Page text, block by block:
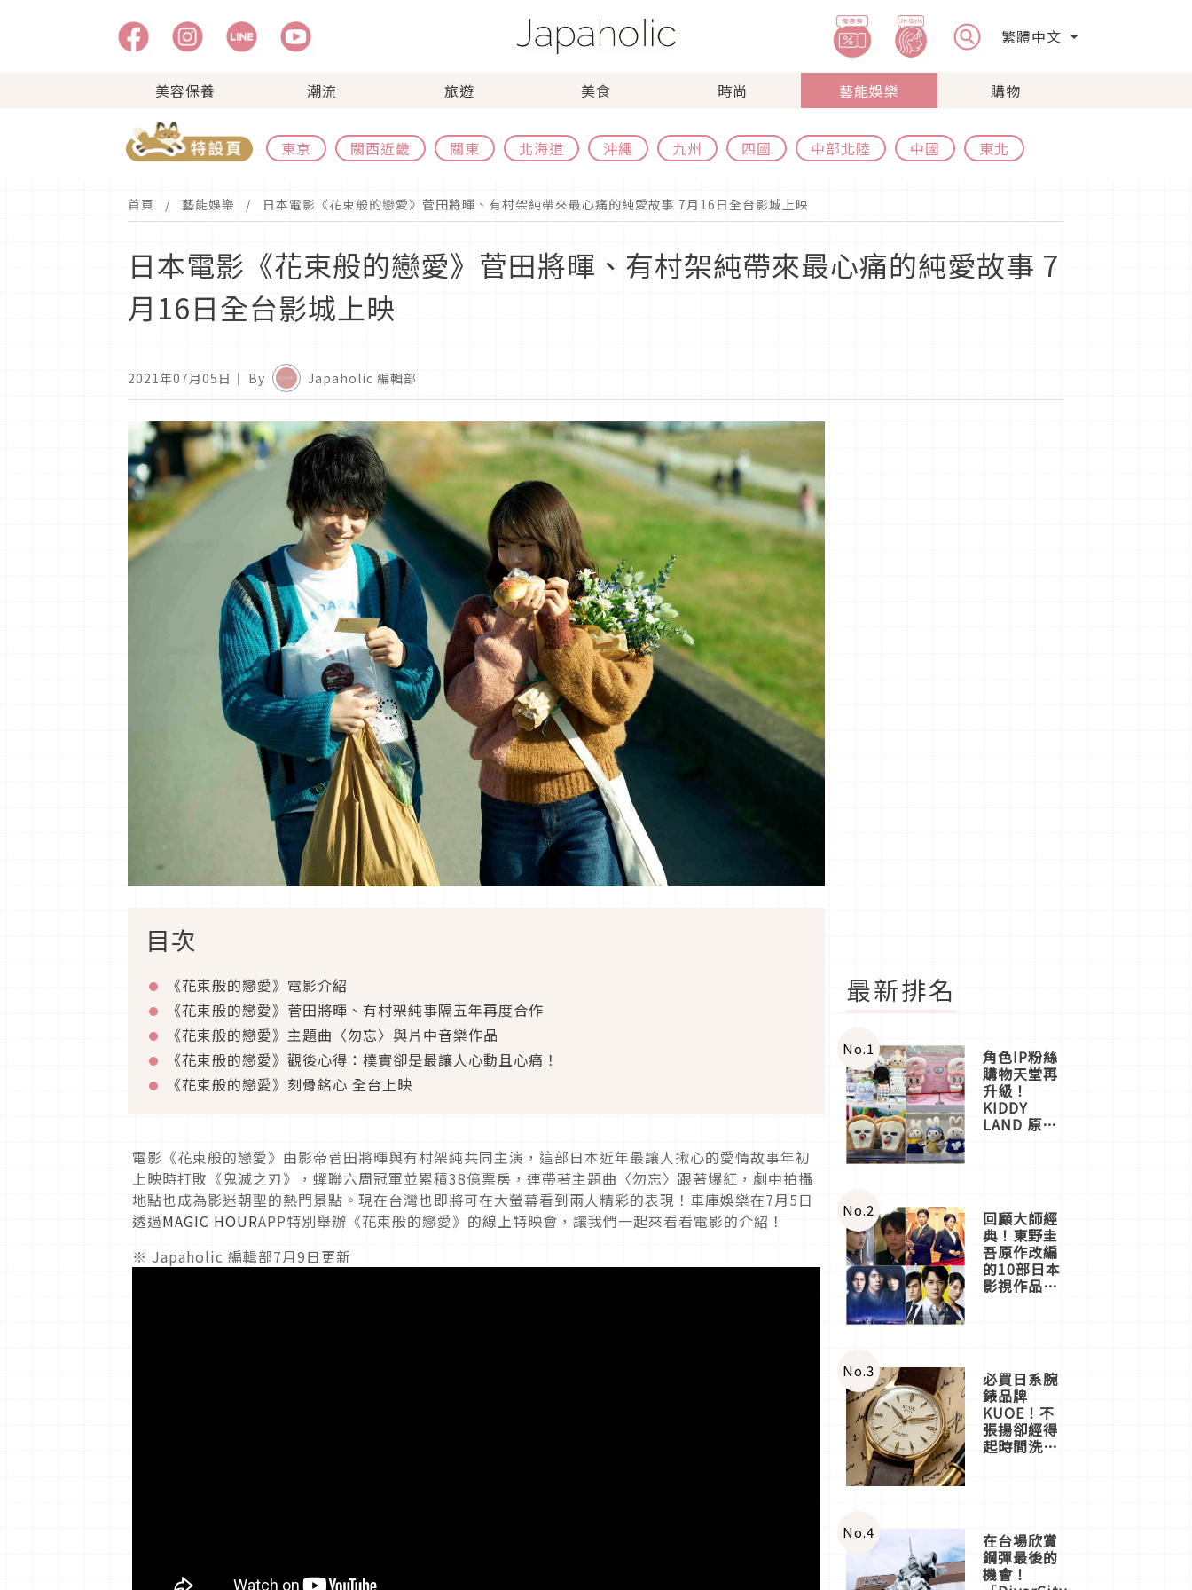
繁體中文
美容保養 潮流 旅遊 美食 時尚 藝能娛樂 購物
東京 關西近畿 關東 北海道 沖繩 九州 四國 中部北陸 中國 東北
首頁 藝能娛樂 日本電影《花束般的戀愛》菅田將暉、有村架純帶來最心痛的純愛故事 7月16日全台影城上映
日本電影《花束般的戀愛》菅田將暉、有村架純帶來最心痛的純愛故事 7
月16日全台影城上映
2021年07月05日 ｜ By Japaholic 編輯部
目次
《花束般的戀愛》電影介紹
《花束般的戀愛》菅田將暉、有村架純事隔五年再度合作
《花束般的戀愛》主題曲〈勿忘〉與片中音樂作品
《花束般的戀愛》觀後心得：樸實卻是最讓人心動且心痛！
《花束般的戀愛》刻骨銘心 全台上映
電影《花束般的戀愛》由影帝菅田將暉與有村架純共同主演，這部日本近年最讓人揪心的愛情故事年初
上映時打敗《鬼滅之刃》，蟬聯六周冠軍並累積38億票房，連帶著主題曲〈勿忘〉跟著爆紅，劇中拍攝
地點也成為影迷朝聖的熱門景點。現在台灣也即將可在大螢幕看到兩人精彩的表現！車庫娛樂在7月5日
透過MAGIC HOURAPP特別舉辦《花束般的戀愛》的線上特映會，讓我們一起來看看電影的介紹！
※ Japaholic 編輯部7月9日更新
最新排名
No.1 角色IP粉絲
購物天堂再
升級！
KIDDY
LAND 原宿
店3分即達
No.2 回顧大師經
典！東野圭
吾原作改編
的10部日本
影視作品推
No.3 必買日系腕
錶品牌
KUOE！不
張揚卻經得
起時間洗鍊
No.4 在台場欣賞
鋼彈最後的
機會！